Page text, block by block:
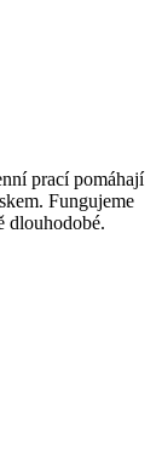
prací pomáhají
Fungujeme
dlouhodobé.